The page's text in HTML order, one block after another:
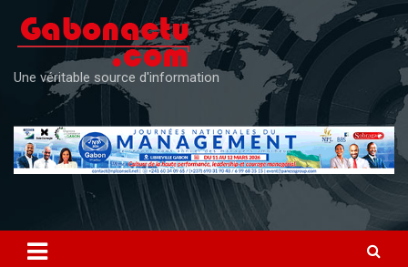
content
Une véritable source d'information